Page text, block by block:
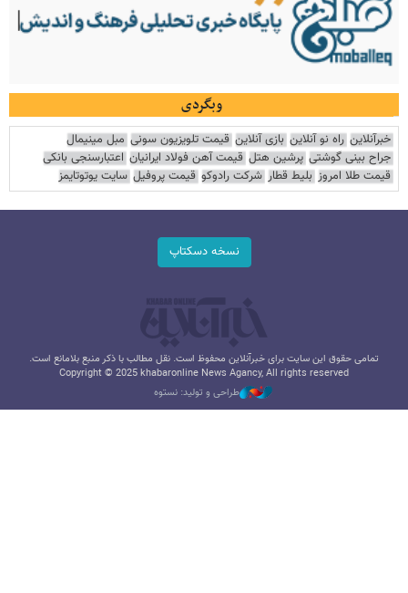
وبگردی
خبرآنلاین راه نو آنلاین بازی آنلاین قیمت تلویزیون سونی مبل مینیمال
جراح بینی گوشتی پرشین هتل قیمت آهن فولاد ایرانیان اعتبارسنجی بانکی
قیمت طلا امروز بلیط قطار شرکت رادوکو قیمت پروفیل سایت یوتوتایمز
نسخه دسکتاپ
تمامی حقوق این سایت برای خبرآنلاین محفوظ است. نقل مطالب با ذکر منبع بلامانع است.
Copyright © 2025 khabaronline News Agancy, All rights reserved
طراحی و تولید: نستوه